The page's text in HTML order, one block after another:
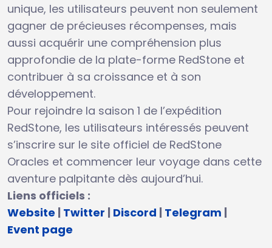
unique, les utilisateurs peuvent non seulement
gagner de précieuses récompenses, mais
aussi acquérir une compréhension plus
approfondie de la plate-forme RedStone et
contribuer à sa croissance et à son
développement.
Pour rejoindre la saison 1 de l’expédition
RedStone, les utilisateurs intéressés peuvent
s’inscrire sur le site officiel de RedStone
Oracles et commencer leur voyage dans cette
aventure palpitante dès aujourd’hui.
Liens officiels :
Website | Twitter | Discord | Telegram |
Event page